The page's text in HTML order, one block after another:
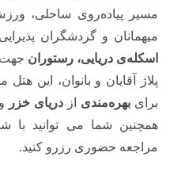
مسیر پیاده‌روی ساحلی،
میهمانان و گردشگران
اسکله‌ی دریایی، رستوران
پلاژ آقایان و بانوان، این
برایبهره‌مندی ازدریای خزر
همچنین شما می توانید با
مراجعه حضوری رزرو کنید.